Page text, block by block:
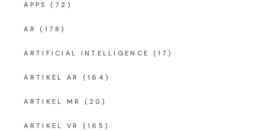
APPS (72)
AR (178)
ARTIFICIAL INTELLIGENCE (17)
ARTIKEL AR (164)
ARTIKEL MR (20)
ARTIKEL VR (165)